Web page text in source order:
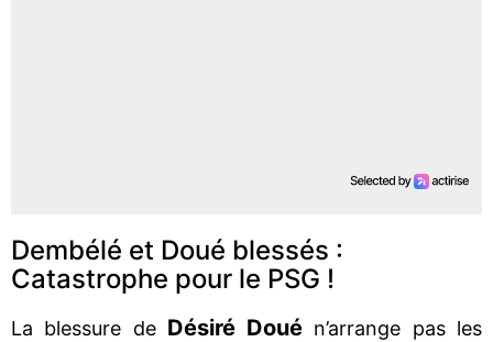
Dembélé et Doué blessés :
Catastrophe pour le PSG !
La blessure de Désiré Doué n’arrange pas les